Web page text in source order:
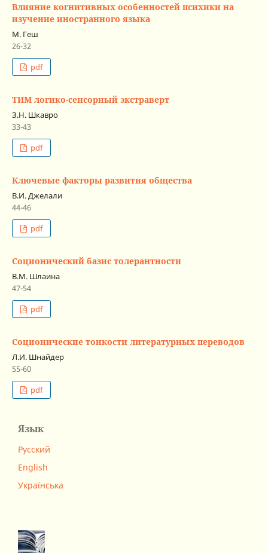
Влияние когнитивных особенностей психики на
изучение иностранного языка
М. Геш
26-32
pdf
ТИМ логико-сенсорный экстраверт
З.Н. Шкавро
33-43
pdf
Ключевые факторы развития общества
В.И. Джелали
44-46
pdf
Соционический базис толерантности
В.М. Шлаина
47-54
pdf
Соционические тонкости литературных переводов
Л.И. Шнайдер
55-60
pdf
Язык
Русский
English
Українська